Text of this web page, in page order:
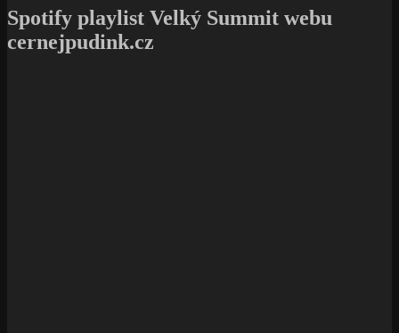
Spotify playlist Velký Summit webu
cernejpudink.cz